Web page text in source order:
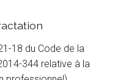
18 du Code de la
344 relative à la